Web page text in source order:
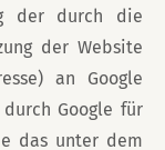
der durch die
der Website
an Google
Google für
das unter dem